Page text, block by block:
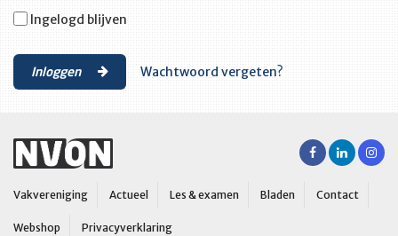
Ingelogd blijven
Inloggen Wachtwoord vergeten?
Vakvereniging Actueel Les & examen Bladen Contact
Webshop Privacyverklaring